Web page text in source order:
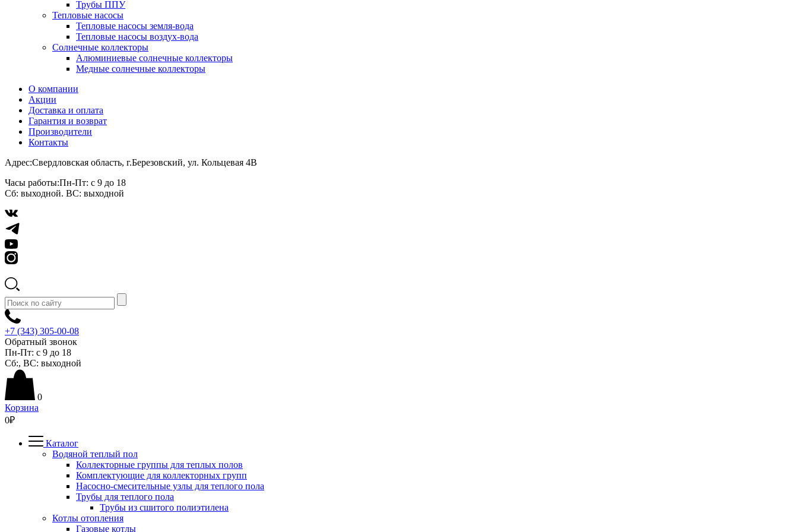
Трубы ППУ
Тепловые насосы
Тепловые насосы земля-вода
Тепловые насосы воздух-вода
Солнечные коллекторы
Алюминиевые солнечные коллекторы
Медные солнечные коллекторы
О компании
Акции
Доставка и оплата
Гарантия и возврат
Производители
Контакты
Адрес:Свердловская область, г.Березовский, ул. Кольцевая 4В
Часы работы:Пн-Пт: с 9 до 18
Сб: выходной. ВС: выходной
+7 (343) 305-00-08
Обратный звонок
Пн-Пт: с 9 до 18
Сб:, ВС: выходной
0
Корзина
0₽
Каталог
Водяной теплый пол
Коллекторные группы для теплых полов
Комплектующие для коллекторных групп
Насосно-смесительные узлы для теплого пола
Трубы для теплого пола
Трубы из сшитого полиэтилена
Котлы отопления
Газовые котлы